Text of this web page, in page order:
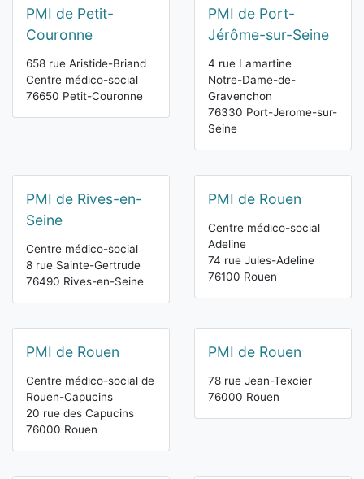
PMI de Petit-
Couronne
658 rue Aristide-Briand
Centre médico-social
76650 Petit-Couronne
PMI de Port-
Jérôme-sur-Seine
4 rue Lamartine
Notre-Dame-de-
Gravenchon
76330 Port-Jerome-sur-
Seine
PMI de Rives-en-
Seine
Centre médico-social
8 rue Sainte-Gertrude
76490 Rives-en-Seine
PMI de Rouen
Centre médico-social
Adeline
74 rue Jules-Adeline
76100 Rouen
PMI de Rouen
Centre médico-social de
Rouen-Capucins
20 rue des Capucins
76000 Rouen
PMI de Rouen
78 rue Jean-Texcier
76000 Rouen